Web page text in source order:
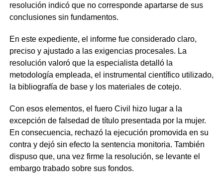
resolución indicó que no corresponde apartarse de sus
conclusiones sin fundamentos.
En este expediente, el informe fue considerado claro,
preciso y ajustado a las exigencias procesales. La
resolución valoró que la especialista detalló la
metodología empleada, el instrumental científico utilizado,
la bibliografía de base y los materiales de cotejo.
Con esos elementos, el fuero Civil hizo lugar a la
excepción de falsedad de título presentada por la mujer.
En consecuencia, rechazó la ejecución promovida en su
contra y dejó sin efecto la sentencia monitoria. También
dispuso que, una vez firme la resolución, se levante el
embargo trabado sobre sus fondos.